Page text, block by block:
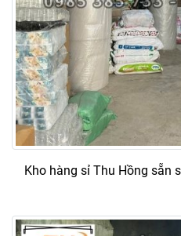
Kho hàng sỉ Thu Hồng sẵn